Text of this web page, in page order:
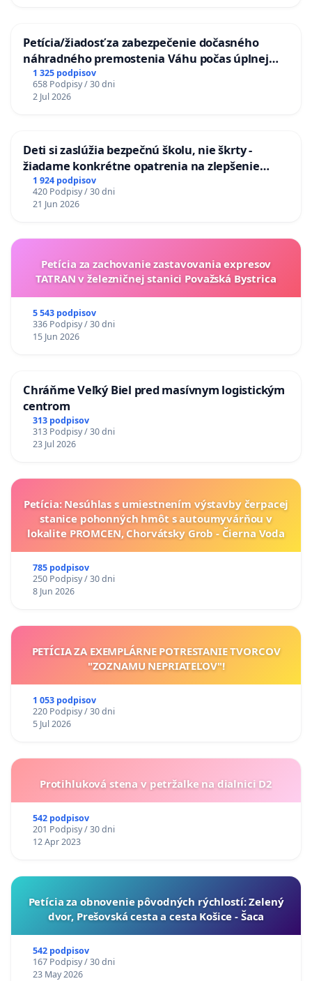
Petícia/žiadosť za zabezpečenie dočasného
náhradného premostenia Váhu počas úplnej
uzávery Vážskeho mosta v Komárne
1 325 podpisov
658 Podpisy / 30 dni
2 Jul 2026
Deti si zaslúžia bezpečnú školu, nie škrty -
žiadame konkrétne opatrenia na zlepšenie
situácie v školstve
1 924 podpisov
420 Podpisy / 30 dni
21 Jun 2026
Petícia za zachovanie zastavovania expresov
TATRAN v železničnej stanici Považská Bystrica
5 543 podpisov
336 Podpisy / 30 dni
15 Jun 2026
Chráňme Veľký Biel pred masívnym logistickým
centrom
313 podpisov
313 Podpisy / 30 dni
23 Jul 2026
Petícia: Nesúhlas s umiestnením výstavby čerpacej
stanice pohonných hmôt s autoumyvárňou v
lokalite PROMCEN, Chorvátsky Grob - Čierna Voda
785 podpisov
250 Podpisy / 30 dni
8 Jun 2026
PETÍCIA ZA EXEMPLÁRNE POTRESTANIE TVORCOV
"ZOZNAMU NEPRIATEĽOV"!
1 053 podpisov
220 Podpisy / 30 dni
5 Jul 2026
Protihluková stena v petržalke na dialnici D2
542 podpisov
201 Podpisy / 30 dni
12 Apr 2023
​Petícia za obnovenie pôvodných rýchlostí: Zelený
dvor, Prešovská cesta a cesta Košice - Šaca
542 podpisov
167 Podpisy / 30 dni
23 May 2026